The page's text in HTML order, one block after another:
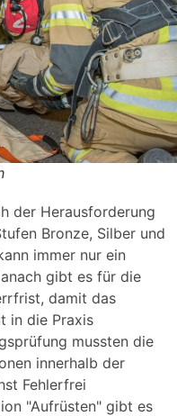
der Herausforderung
Bronze, Silber und
immer nur ein
gibt es für die
damit das
in die Praxis
mussten die
innerhalb der
Fehlerfrei
"Aufrüsten" gibt es